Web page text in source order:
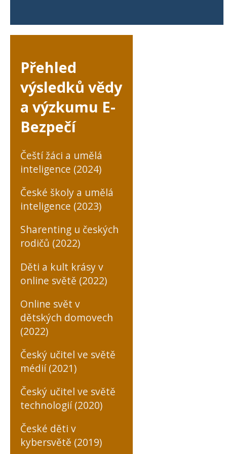
Přehled
výsledků vědy
a výzkumu E-
Bezpečí
Čeští žáci a umělá
inteligence (2024)
České školy a umělá
inteligence (2023)
Sharenting u českých
rodičů (2022)
Děti a kult krásy v
online světě (2022)
Online svět v
dětských domovech
(2022)
Český učitel ve světě
médií (2021)
Český učitel ve světě
technologií (2020)
České děti v
kybersvětě (2019)